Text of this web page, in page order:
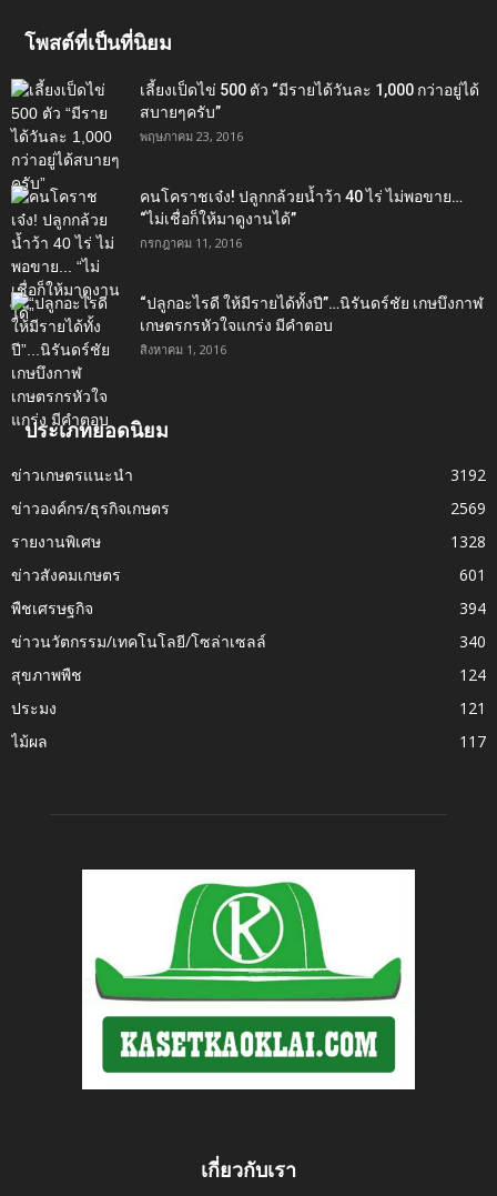
โพสต์ที่เป็นที่นิยม
เลี้ยงเป็ดไข่ 500 ตัว “มีรายได้วันละ 1,000 กว่าอยู่ได้
สบายๆครับ”
พฤษภาคม 23, 2016
คนโคราชเจ๋ง! ปลูกกล้วยน้ำว้า 40 ไร่ ไม่พอขาย…
“ไม่เชื่อก็ให้มาดูงานได้”‬
กรกฎาคม 11, 2016
“ปลูกอะไรดี ให้มีรายได้ทั้งปี”…นิรันดร์ชัย เกษบึงกาฬ
เกษตรกรหัวใจแกร่ง มีคำตอบ
สิงหาคม 1, 2016
ประเภทยอดนิยม
ข่าวเกษตรแนะนำ
3192
ข่าวองค์กร/ธุรกิจเกษตร
2569
รายงานพิเศษ
1328
ข่าวสังคมเกษตร
601
พืชเศรษฐกิจ
394
ข่าวนวัตกรรม/เทคโนโลยี/โซล่าเซลล์
340
สุขภาพพืช
124
ประมง
121
ไม้ผล
117
เกี่ยวกับเรา